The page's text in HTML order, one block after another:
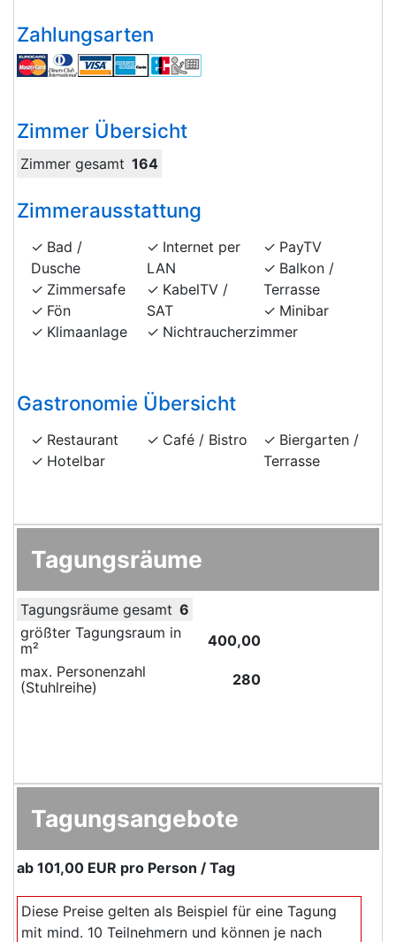
Zahlungsarten
Zimmer Übersicht
Zimmer gesamt 164
Zimmerausstattung
Bad /
Dusche
Zimmersafe
Fön
Klimaanlage
Internet per
LAN
KabelTV /
SAT
Nichtraucherzimmer
PayTV
Balkon /
Terrasse
Minibar
Gastronomie Übersicht
Restaurant
Hotelbar
Café / Bistro
Biergarten /
Terrasse
Tagungsräume
Tagungsräume gesamt 6
größter Tagungsraum in
m²
400,00
max. Personenzahl
(Stuhlreihe)
280
Tagungsangebote
ab 101,00 EUR pro Person / Tag
Diese Preise gelten als Beispiel für eine Tagung
mit mind. 10 Teilnehmern und können je nach